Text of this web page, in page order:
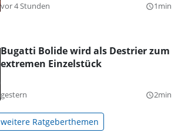
vor 4 Stunden query_builder1min
Bugatti Bolide wird als Destrier zum
extremen Einzelstück
gestern query_builder2min
weitere Ratgeberthemen